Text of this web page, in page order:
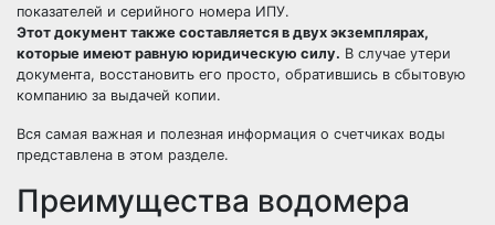
показателей и серийного номера ИПУ.
Этот документ также составляется в двух экземплярах,
которые имеют равную юридическую силу. В случае утери
документа, восстановить его просто, обратившись в сбытовую
компанию за выдачей копии.
Вся самая важная и полезная информация о счетчиках воды
представлена в этом разделе.
Преимущества водомера